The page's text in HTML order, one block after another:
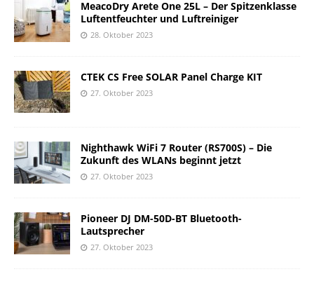
MeacoDry Arete One 25L – Der Spitzenklasse
Luftentfeuchter und Luftreiniger
28. Oktober 2023
CTEK CS Free SOLAR Panel Charge KIT
27. Oktober 2023
Nighthawk WiFi 7 Router (RS700S) – Die
Zukunft des WLANs beginnt jetzt
27. Oktober 2023
Pioneer DJ DM-50D-BT Bluetooth-
Lautsprecher
27. Oktober 2023